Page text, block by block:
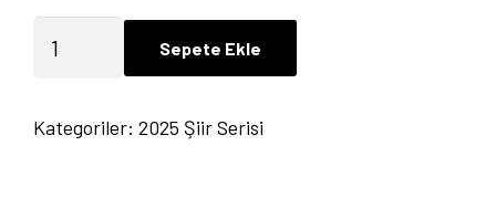
Şakar
Sepete Ekle
Kategoriler: 2025 Şiir Serisi